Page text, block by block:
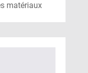
matériaux